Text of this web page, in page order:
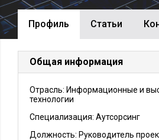
Профиль Cтатьи
Общая информация
Отрасль: Информационные и
технологии
Специализация: Аутсорсинг
Должность: Руководитель